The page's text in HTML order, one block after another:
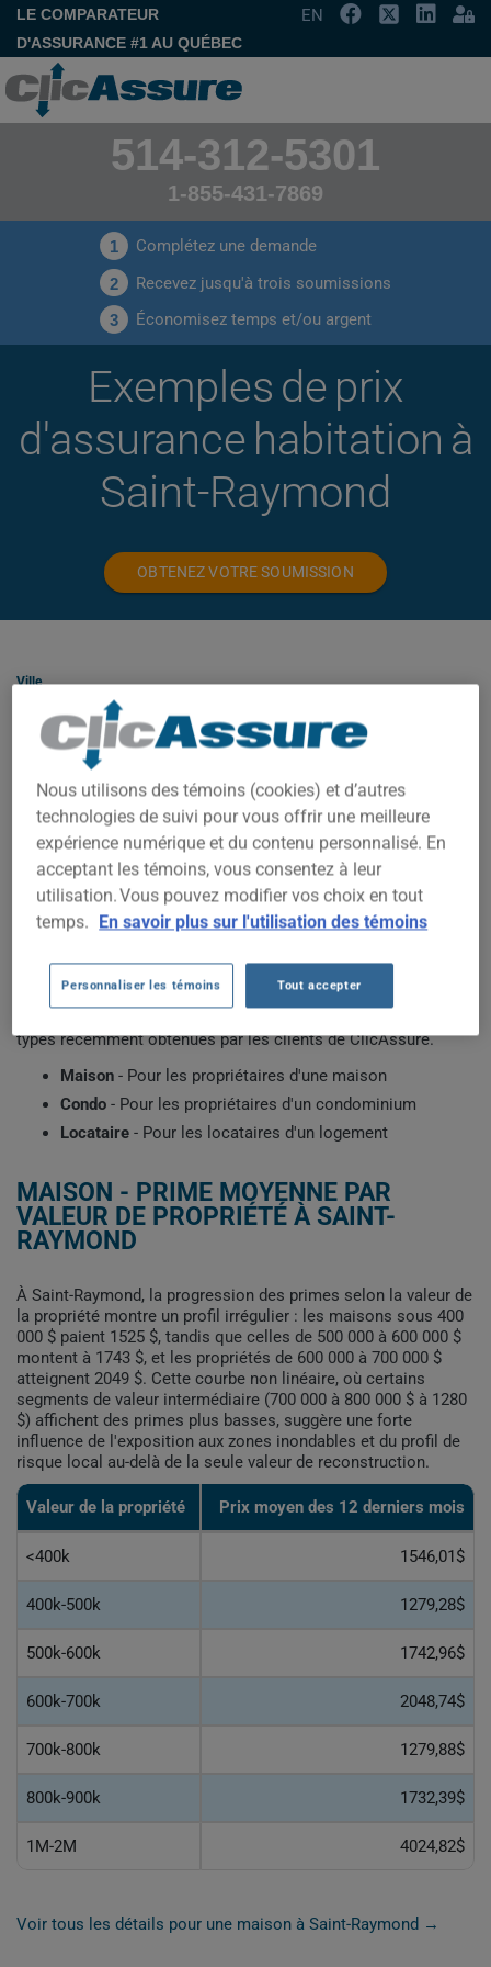
LE COMPARATEUR
D'ASSURANCE #1 AU QUÉBEC
EN
514-312-5301
1-855-431-7869
1 Complétez une demande
2 Recevez jusqu'à trois soumissions
3 Économisez temps et/ou argent
Exemples de prix
d'assurance habitation à
Saint-Raymond
OBTENEZ VOTRE SOUMISSION
Ville
ASSURANCE HABITATION À SAINT-
RAYMOND
valeur de la propriété, le code postal exact, l'année de
construction et votre historique d'assurance. Sélectionnez le
types récemment obtenues par les clients de ClicAssure.
Maison - Pour les propriétaires d'une maison
Condo - Pour les propriétaires d'un condominium
Locataire - Pour les locataires d'un logement
MAISON - PRIME MOYENNE PAR
VALEUR DE PROPRIÉTÉ À SAINT-
RAYMOND
À Saint-Raymond, la progression des primes selon la valeur de
la propriété montre un profil irrégulier : les maisons sous 400
000 $ paient 1525 $, tandis que celles de 500 000 à 600 000 $
montent à 1743 $, et les propriétés de 600 000 à 700 000 $
atteignent 2049 $. Cette courbe non linéaire, où certains
segments de valeur intermédiaire (700 000 à 800 000 $ à 1280
$) affichent des primes plus basses, suggère une forte
influence de l'exposition aux zones inondables et du profil de
risque local au-delà de la seule valeur de reconstruction.
Valeur de la propriété Prix moyen des 12 derniers mois
<400k 1546,01$
400k-500k 1279,28$
500k-600k 1742,96$
600k-700k 2048,74$
700k-800k 1279,88$
800k-900k 1732,39$
1M-2M 4024,82$
Voir tous les détails pour une maison à Saint-Raymond →
Nous utilisons des témoins (cookies) et d’autres
technologies de suivi pour vous offrir une meilleure
expérience numérique et du contenu personnalisé. En
acceptant les témoins, vous consentez à leur
utilisation. Vous pouvez modifier vos choix en tout
temps. En savoir plus sur l'utilisation des témoins
Personnaliser les témoins Tout accepter